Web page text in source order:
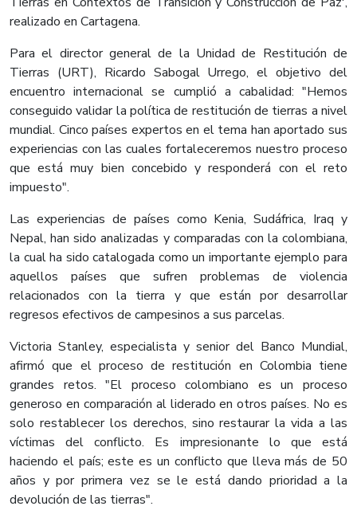
realizado en Cartagena.
Para el director general de la Unidad de Restitución de
Tierras (URT), Ricardo Sabogal Urrego, el objetivo del
encuentro internacional se cumplió a cabalidad: "Hemos
conseguido validar la política de restitución de tierras a nivel
mundial. Cinco países expertos en el tema han aportado sus
experiencias con las cuales fortaleceremos nuestro proceso
que está muy bien concebido y responderá con el reto
impuesto".
Las experiencias de países como Kenia, Sudáfrica, Iraq y
Nepal, han sido analizadas y comparadas con la colombiana,
la cual ha sido catalogada como un importante ejemplo para
aquellos países que sufren problemas de violencia
relacionados con la tierra y que están por desarrollar
regresos efectivos de campesinos a sus parcelas.
Victoria Stanley, especialista y senior del Banco Mundial,
afirmó que el proceso de restitución en Colombia tiene
grandes retos. "El proceso colombiano es un proceso
generoso en comparación al liderado en otros países. No es
solo restablecer los derechos, sino restaurar la vida a las
víctimas del conflicto. Es impresionante lo que está
haciendo el país; este es un conflicto que lleva más de 50
años y por primera vez se le está dando prioridad a la
devolución de las tierras".